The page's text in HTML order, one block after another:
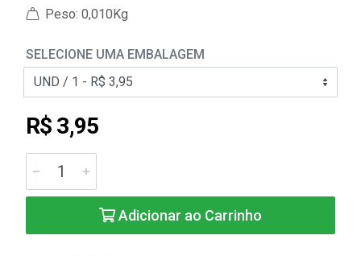
Peso: 0,010Kg
SELECIONE UMA EMBALAGEM
R$ 3,95
Adicionar ao Carrinho